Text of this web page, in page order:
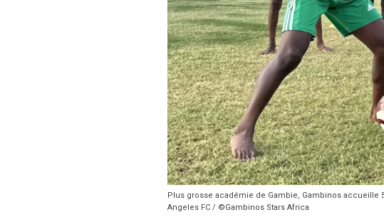
Plus grosse académie de Gambie, Gambinos accueille
Angeles FC / ©Gambinos Stars Africa